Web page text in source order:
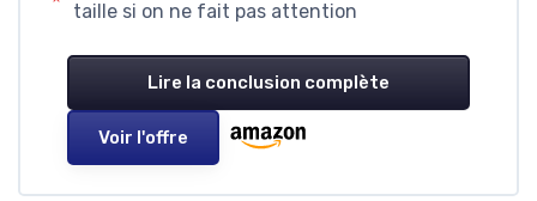
taille si on ne fait pas attention
Lire la conclusion complète
Voir l'offre